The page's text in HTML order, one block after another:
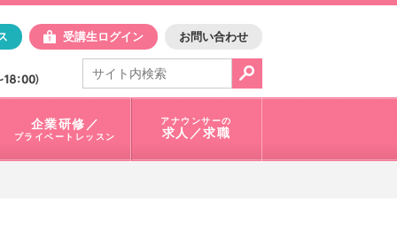
アスク
受講生ログイン お問い合わせ
電話で問合せ：
03-3401-1010
企業研修／
プライベートレッスン
アナウンサーの
求人／求職